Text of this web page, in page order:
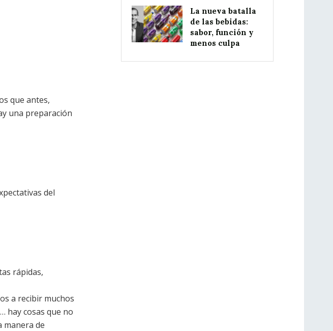
que antes,
una preparación
del
rápidas,
a recibir muchos
hay cosas que no
manera de
La nueva batalla
de las bebidas:
sabor, función y
menos culpa